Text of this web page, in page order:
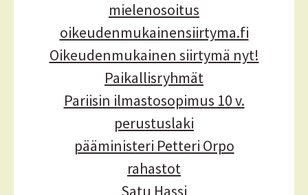
mielenosoitus
oikeudenmukainensiirtyma.fi
Oikeudenmukainen siirtymä nyt!
Paikallisryhmät
Pariisin ilmastosopimus 10 v.
perustuslaki
pääministeri Petteri Orpo
rahastot
Satu Hassi